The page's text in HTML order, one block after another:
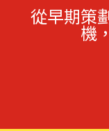
從早期策
機